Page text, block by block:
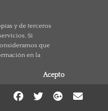
y de terceros
Si
que
en la
Acepto
Facebook
Twitter